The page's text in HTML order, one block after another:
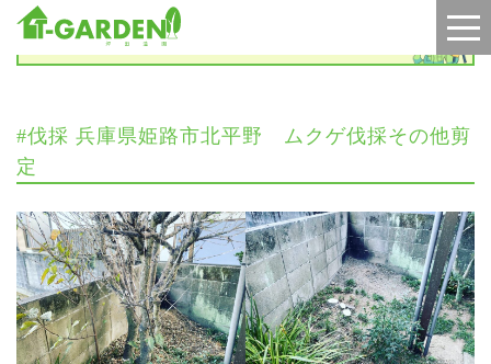
施工実績
#伐採 兵庫県姫路市北平野 ムクゲ伐採その他剪
定